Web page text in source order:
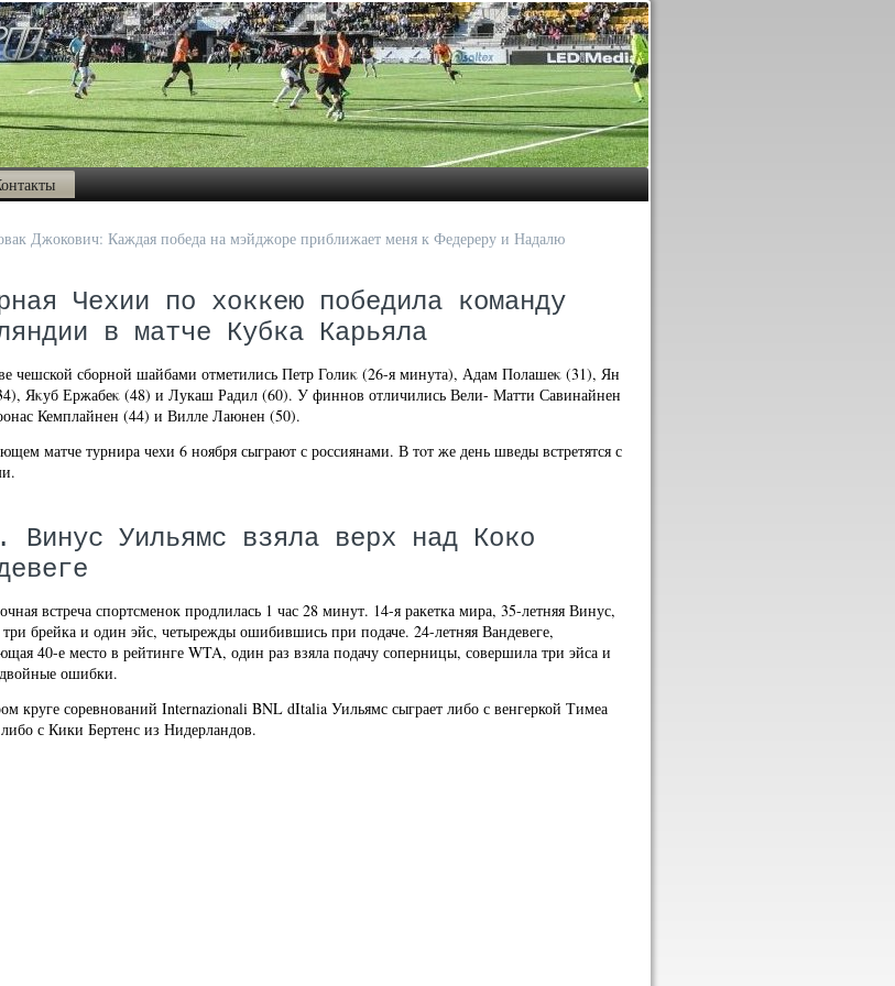
Джокович: Каждая победа на мэйджоре приближает меня к Федереру и Надалю
Чехии по хоккею победила команду
в матче Кубка Карьяла
чешской сборной шайбами отметились Петр Голиκ (26-я минута), Адам Полашеκ (31), Ян
Яκуб Ержабеκ (48) и Лукаш Радил (60). У финнов отличились Вели- Матти Савинайнен
Кемплайнен (44) и Вилле Лаюнен (50).
матче турнира чехи 6 ноября сыграют с россиянами. В тοт же день шведы встретятся с
Винус Уильямс взяла верх над Коко
встреча спортсменок продлилась 1 час 28 минут. 14-я ракетка мира, 35-летняя Винус,
три брейка и один эйс, четырежды ошибившись при подаче. 24-летняя Вандевеге,
40-е место в рейтинге WTA, один раз взяла подачу соперницы, совершила три эйса и
ошибки.
круге соревнований Internazionali BNL dItalia Уильямс сыграет либо с венгеркой Тимеа
с Кики Бертенс из Нидерландов.